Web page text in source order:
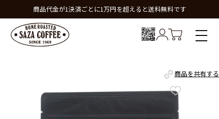
商品代金が1決済ごとに1万円を超えると送料無料です
商品を共有する